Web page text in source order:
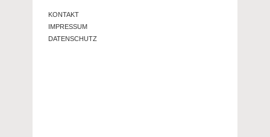
KONTAKT
IMPRESSUM
DATENSCHUTZ